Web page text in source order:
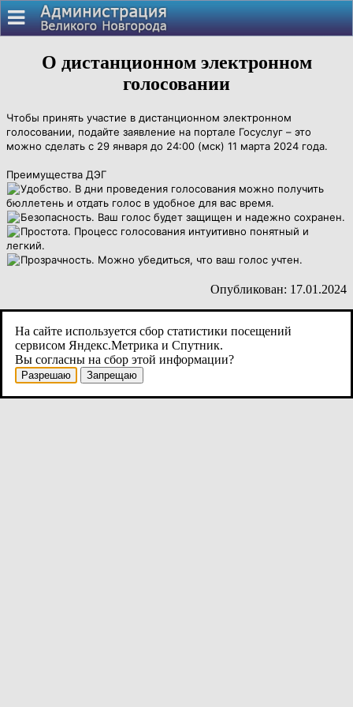
О дистанционном электронном
голосовании
Чтобы принять участие в дистанционном электронном
голосовании, подайте заявление на портале Госуслуг – это
можно сделать с 29 января до 24:00 (мск) 11 марта 2024 года.
Преимущества ДЭГ
Удобство. В дни проведения голосования можно получить
бюллетень и отдать голос в удобное для вас время.
Безопасность. Ваш голос будет защищен и надежно сохранен.
Простота. Процесс голосования интуитивно понятный и
легкий.
Прозрачность. Можно убедиться, что ваш голос учтен.
Опубликован: 17.01.2024
На сайте используется сбор статистики посещений
сервисом Яндекс.Метрика и Спутник.
Вы согласны на сбор этой информации?
Разрешаю Запрещаю